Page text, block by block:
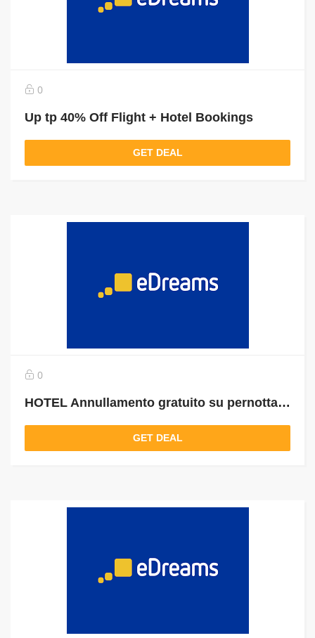
0
Up tp 40% Off Flight + Hotel Bookings
GET DEAL
0
HOTEL Annullamento gratuito su pernottamento
GET DEAL